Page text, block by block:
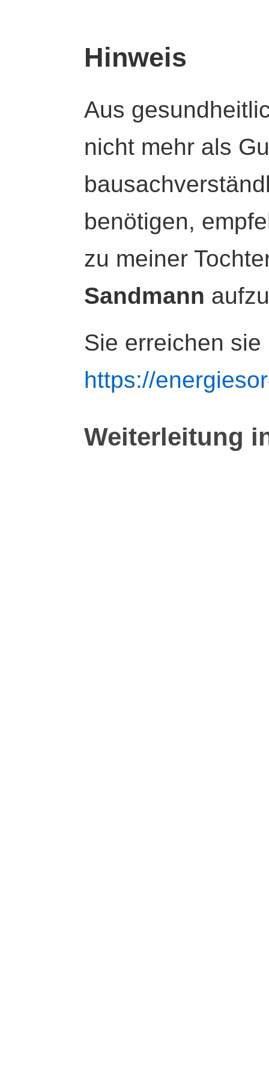
Hinweis
Aus
nicht mehr als
benötigen,
zu meiner
Sandmann
Sie erreichen sie
https://
Weiterleitung